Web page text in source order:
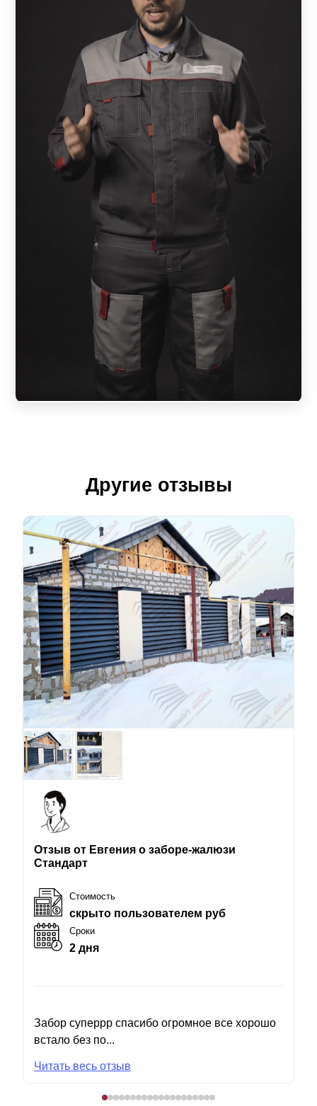
Другие отзывы
Отзыв от Евгения о заборе-жалюзи
Стандарт
Стоимость
скрыто пользователем руб
Сроки
2 дня
Забор суперрр спасибо огромное все хорошо
встало без по...
Читать весь отзыв